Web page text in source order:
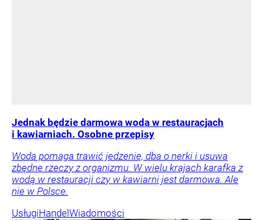
Jednak będzie darmowa woda w restauracjach
i kawiarniach. Osobne przepisy
Woda pomaga trawić jedzenie, dba o nerki i usuwa
zbędne rzeczy z organizmu. W wielu krajach karafka z
wodą w restauracji czy w kawiarni jest darmowa. Ale
nie w Polsce.
UsługiHandel Wiadomości